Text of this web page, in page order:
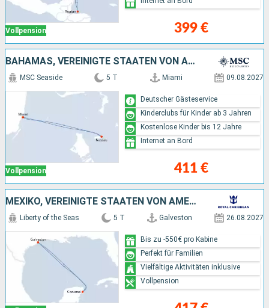
Vollpension 399 €
BAHAMAS, VEREINIGTE STAATEN VON AMERIKA
Vollpension
MSC Seaside 5 T Miami 09.08.2027
411 €
Deutscher Gästeservice
Kinderclubs für Kinder ab 3 Jahren
Kostenlose Kinder bis 12 Jahre
Internet an Bord
MEXIKO, VEREINIGTE STAATEN VON AMERIKA
Liberty of the Seas 5 T Galveston 26.08.2027
Bis zu -550€ pro Kabine
Perfekt für Familien
Vielfältige Aktivitäten inklusive
Vollpension